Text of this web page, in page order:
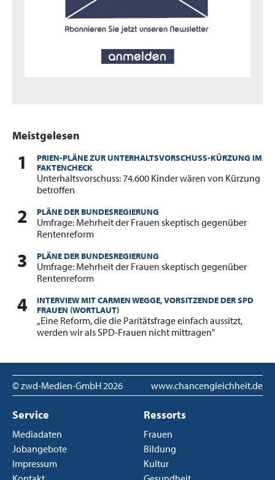
Meistgelesen
PRIEN-PLÄNE ZUR UNTERHALTSVORSCHUSS-KÜRZUNG IM
FAKTENCHECK
:Unterhaltsvorschuss: 74.600 Kinder wären von Kürzung
betroffen
PLÄNE DER BUNDESREGIERUNG
:Umfrage: Mehrheit der Frauen skeptisch gegenüber
Rentenreform
PLÄNE DER BUNDESREGIERUNG
:Umfrage: Mehrheit der Frauen skeptisch gegenüber
Rentenreform
INTERVIEW MIT CARMEN WEGGE, VORSITZENDE DER SPD
FRAUEN (WORTLAUT)
„Eine Reform, die die Paritätsfrage einfach aussitzt,
werden wir als SPD-Frauen nicht mittragen"
© zwd-Medien-GmbH 2026 www.chancengleichheit.de
Service
Mediadaten
Jobangebote
Impressum
Ressorts
Frauen
Bildung
Kultur